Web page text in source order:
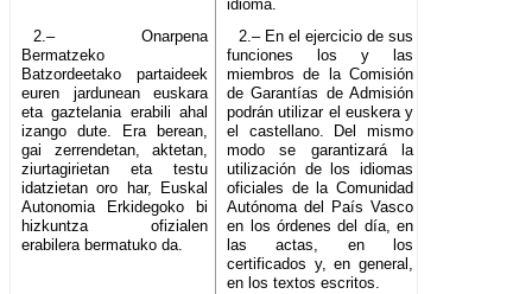
idioma.
2.– Onarpena
Bermatzeko
Batzordeetako partaideek
euren jardunean euskara
eta gaztelania erabili ahal
izango dute. Era berean,
gai zerrendetan, aktetan,
ziurtagirietan eta testu
idatzietan oro har, Euskal
Autonomia Erkidegoko bi
hizkuntza ofizialen
erabilera bermatuko da.
2.– En el ejercicio de sus
funciones los y las
miembros de la Comisión
de Garantías de Admisión
podrán utilizar el euskera y
el castellano. Del mismo
modo se garantizará la
utilización de los idiomas
oficiales de la Comunidad
Autónoma del País Vasco
en los órdenes del día, en
las actas, en los
certificados y, en general,
en los textos escritos.